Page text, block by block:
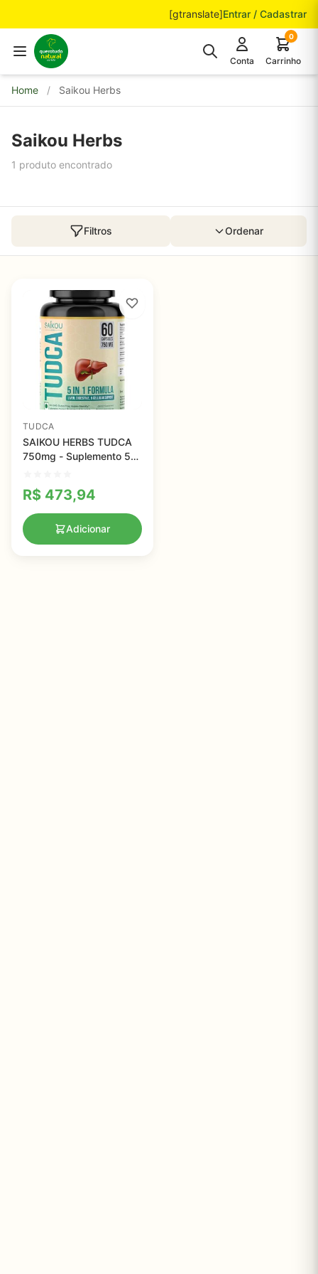
[gtranslate]Entrar / Cadastrar
Conta
0
Carrinho
Home / Saikou Herbs
Saikou Herbs
1 produto encontrado
Filtros Ordenar
TUDCA
SAIKOU HERBS TUDCA
750mg - Suplemento 5
Mariano e Ginseng
R$ 473,94
Adicionar